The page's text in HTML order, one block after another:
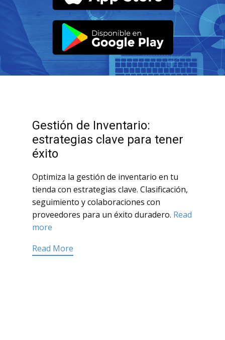
Gestión de Inventario:
estrategias clave para tener
éxito
Optimiza la gestión de inventario en tu
tienda con estrategias clave. Clasificación,
seguimiento y colaboraciones con
proveedores para un éxito duradero. Read
more
Read More